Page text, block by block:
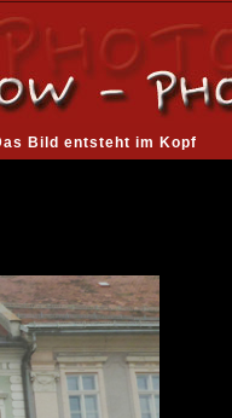
Bild entsteht im Kopf